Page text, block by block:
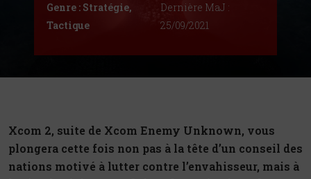
Genre : Stratégie,
Tactique
Dernière MaJ :
25/09/2021
Xcom 2, suite de Xcom Enemy Unknown, vous
plongera cette fois non pas à la tête d’un conseil des
nations motivé à lutter contre l’envahisseur, mais à